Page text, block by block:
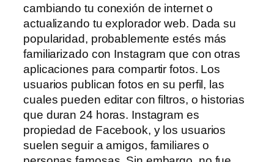
cambiando tu conexión de internet o
actualizando tu explorador web. Dada su
popularidad, probablemente estés más
familiarizado con Instagram que con otras
aplicaciones para compartir fotos. Los
usuarios publican fotos en su perfil, las
cuales pueden editar con filtros, o historias
que duran 24 horas. Instagram es
propiedad de Facebook, y los usuarios
suelen seguir a amigos, familiares o